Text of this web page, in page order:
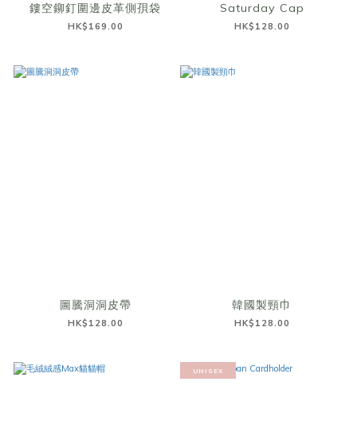
鏤空鉚釘圍邊皮革側孭袋
HK$169.00
Saturday Cap
HK$128.00
圖騰洞洞皮帶
HK$128.00
韓國製頸巾
HK$128.00
UNISEX